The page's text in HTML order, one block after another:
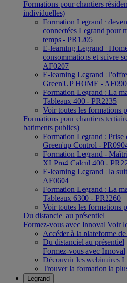
Formations pour chantiers
individuelles)
Formation Legrand :
connectées Legrand pour
temps - PR1205
E-learning Legrand :
consommations et suivre
AF0207
E-learning Legrand :
Green'UP HOME -
Formation Legrand : La
Tableaux 400 - PR2235
Voir toutes les formations
Formations pour chantiers
batiments publics)
Formation Legrand : Prise
Green'up Control -
Formation Legrand -
XLPro4 Calcul 400 -
E-learning Legrand : la
AF0604
Formation Legrand : La
Tableaux 6300 - PR2260
Voir toutes les formations
Du distanciel au présentiel
Formez-vous avec Innoval Voir
Accéder à la plateforme
Du distanciel au présentiel
Formez-vous avec Innoval
Découvrir les webinaires
Trouver la formation la
Legrand